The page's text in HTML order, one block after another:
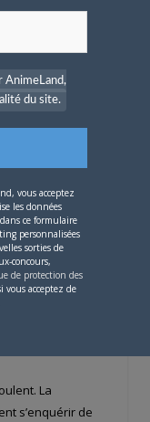
3 saison 2
Nous la
elle
également
La
s’enquérir de
AnimeLand,
du site.
vous acceptez
les données
ce formulaire
personnalisées
sorties de
concours,
de protection des
vous acceptez de